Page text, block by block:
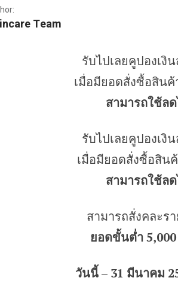
Team
สำหรับเดือนมีน
รับไปเลยคูปองเงิ
เมื่อมียอดสั่งซื้อสินค้
สามารถใช้ล
รับไปเลยคูปองเงิ
เมื่อมียอดสั่งซื้อสิน
สามารถใช้ล
สามารถสั่งคละร
ยอดขั้นต่ำ
วันนี้ – 31 มีนาคม